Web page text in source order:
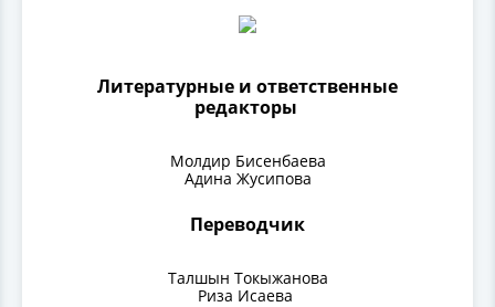
Литературные и ответственные
редакторы
Молдир Бисенбаева
Адина Жусипова
Переводчик
Талшын Токыжанова
Риза Исаева